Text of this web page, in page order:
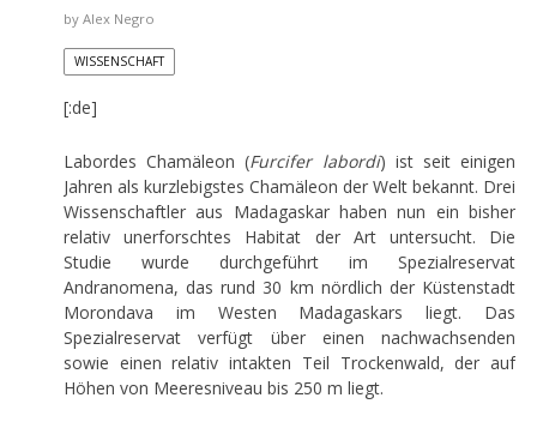
by Alex Negro
WISSENSCHAFT
[:de]
Labordes Chamäleon (Furcifer labordi) ist seit einigen
Jahren als kurzlebigstes Chamäleon der Welt bekannt. Drei
Wissenschaftler aus Madagaskar haben nun ein bisher
relativ unerforschtes Habitat der Art untersucht. Die
Studie wurde durchgeführt im Spezialreservat
Andranomena, das rund 30 km nördlich der Küstenstadt
Morondava im Westen Madagaskars liegt. Das
Spezialreservat verfügt über einen nachwachsenden
sowie einen relativ intakten Teil Trockenwald, der auf
Höhen von Meeresniveau bis 250 m liegt.